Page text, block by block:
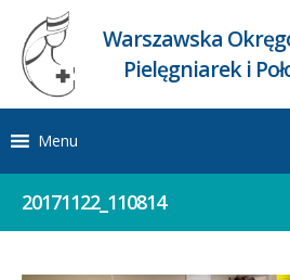
Warszawska
Pielęgniarek i
Menu
20171122_110814